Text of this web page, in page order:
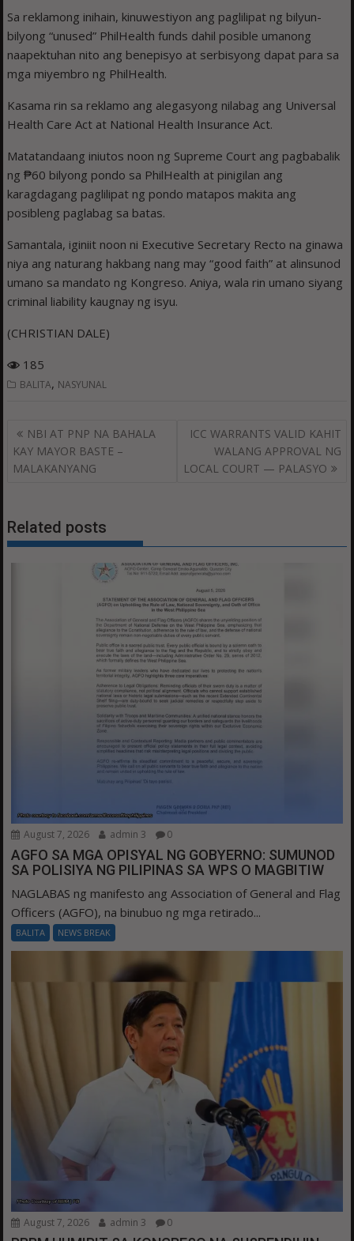
Sa reklamong inihain, kinuwestiyon ang paglilipat ng bilyun-
bilyong “unused” PhilHealth funds dahil posible umanong
naapektuhan nito ang benepisyo at serbisyong dapat para sa
mga miyembro ng PhilHealth.
Kasama rin sa reklamo ang alegasyong nilabag ang Universal
Health Care Act at National Health Insurance Act.
Matatandaang iniutos noon ng Supreme Court ang pagbabalik
ng ₱60 bilyong pondo sa PhilHealth at pinigilan ang
karagdagang paglilipat ng pondo matapos makita ang
posibleng paglabag sa batas.
Samantala, iginiit noon ni Executive Secretary Recto na ginawa
niya ang naturang hakbang nang may “good faith” at alinsunod
umano sa mandato ng Kongreso. Aniya, wala rin umano siyang
criminal liability kaugnay ng isyu.
(CHRISTIAN DALE)
185
BALITA, NASYUNAL
Post
navigation
NBI AT PNP NA BAHALA
KAY MAYOR BASTE –
MALAKANYANG
ICC WARRANTS VALID KAHIT
WALANG APPROVAL NG
LOCAL COURT — PALASYO
Related posts
August 7, 2026 admin 3 0
AGFO SA MGA OPISYAL NG GOBYERNO: SUMUNOD
SA POLISIYA NG PILIPINAS SA WPS O MAGBITIW
NAGLABAS ng manifesto ang Association of General and Flag
Officers (AGFO), na binubuo ng mga retirado...
BALITA NEWS BREAK
August 7, 2026 admin 3 0